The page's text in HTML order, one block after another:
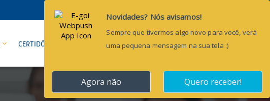
CERTIDÕES CONTATO Pesquisar...